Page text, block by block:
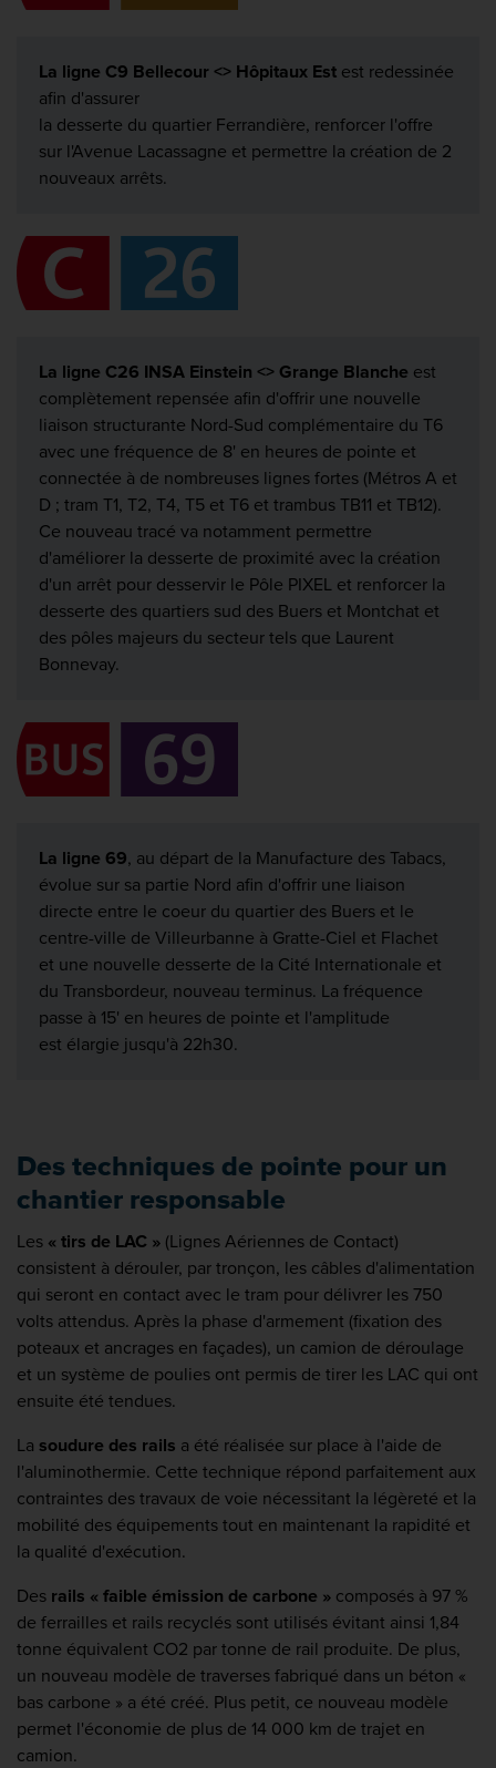
La ligne C9 Bellecour <> Hôpitaux Est est redessinée
afin d'assurer
la desserte du quartier Ferrandière, renforcer l'offre
sur l'Avenue Lacassagne et permettre la création de 2
nouveaux arrêts.
La ligne C26 INSA Einstein <> Grange Blanche est
complètement repensée afin d'offrir une nouvelle
liaison structurante Nord-Sud complémentaire du T6
avec une fréquence de 8' en heures de pointe et
connectée à de nombreuses lignes fortes (Métros A et
D ; tram T1, T2, T4, T5 et T6 et trambus TB11 et TB12).
Ce nouveau tracé va notamment permettre
d'améliorer la desserte de proximité avec la création
d'un arrêt pour desservir le Pôle PIXEL et renforcer la
desserte des quartiers sud des Buers et Montchat et
des pôles majeurs du secteur tels que Laurent
Bonnevay.
La ligne 69, au départ de la Manufacture des Tabacs,
évolue sur sa partie Nord afin d'offrir une liaison
directe entre le coeur du quartier des Buers et le
centre-ville de Villeurbanne à Gratte-Ciel et Flachet
et une nouvelle desserte de la Cité Internationale et
du Transbordeur, nouveau terminus. La fréquence
passe à 15' en heures de pointe et l'amplitude
est élargie jusqu'à 22h30.
Des techniques de pointe pour un
chantier responsable
Les « tirs de LAC » (Lignes Aériennes de Contact)
consistent à dérouler, par tronçon, les câbles d'alimentation
qui seront en contact avec le tram pour délivrer les 750
volts attendus. Après la phase d'armement (fixation des
poteaux et ancrages en façades), un camion de déroulage
et un système de poulies ont permis de tirer les LAC qui ont
ensuite été tendues.
La soudure des rails a été réalisée sur place à l'aide de
l'aluminothermie. Cette technique répond parfaitement aux
contraintes des travaux de voie nécessitant la légèreté et la
mobilité des équipements tout en maintenant la rapidité et
la qualité d'exécution.
Des rails « faible émission de carbone » composés à 97 %
de ferrailles et rails recyclés sont utilisés évitant ainsi 1,84
tonne équivalent CO2 par tonne de rail produite. De plus,
un nouveau modèle de traverses fabriqué dans un béton «
bas carbone » a été créé. Plus petit, ce nouveau modèle
permet l'économie de plus de 14 000 km de trajet en
camion.